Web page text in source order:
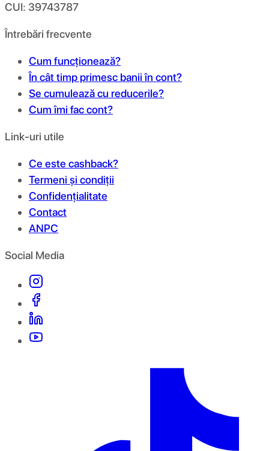
CUI: 39743787
Întrebări frecvente
Cum funcționează?
În cât timp primesc banii în cont?
Se cumulează cu reducerile?
Cum îmi fac cont?
Link-uri utile
Ce este cashback?
Termeni și condiții
Confidențialitate
Contact
ANPC
Social Media